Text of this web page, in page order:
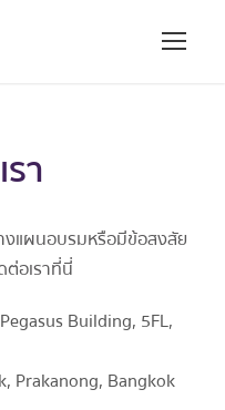
า
แผนอบรมหรือมีข้อสงสัย
อเราที่นี่
Building, 5FL,
Prakanong, Bangkok